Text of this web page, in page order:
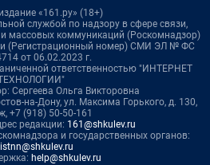
«161.ру» (18+)
службой по надзору в сфере связи,
массовых коммуникаций (Роскомнадзор)
(Регистрационный номер) СМИ ЭЛ № ФС
от 06.02.2023 г.
ответственностью "ИНТЕРНЕТ
Сергеева Ольга Викторовна
на-Дону, ул. Максима Горького, д. 130,
+7 (918) 50-50-161
редакции: 161@shkulev.ru
и государственных органов:
help@shkulev.ru